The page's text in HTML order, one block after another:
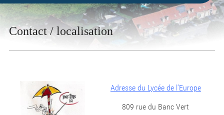
Contact / localisation
Adresse du Lycée de l’Europe
809 rue du Banc Vert